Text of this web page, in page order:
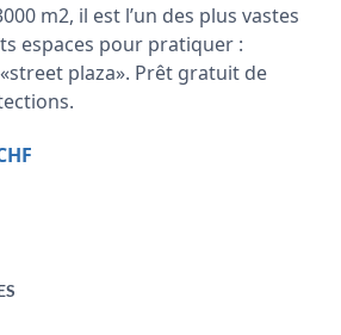
m2, il est l’un des plus vastes
espaces pour pratiquer :
plaza». Prêt gratuit de